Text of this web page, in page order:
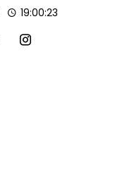
19:00:24